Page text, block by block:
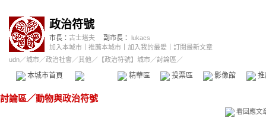
政治符號
市長： 古士塔夫 副市長： lukacs
加入本城市
推薦本城市 加入我的最愛
訂閱最新文章
udn／城市／政治社會 ／其他 ／ 【政治符號】城市／討論區／
本城市首頁 精華區 投票區 影像館
討論區／動物與政治符號
看回應文